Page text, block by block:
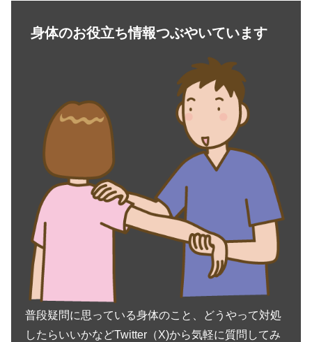
身体のお役立ち情報つぶやいています
普段疑問に思っている身体のこと、どうやって対処
したらいいかなどTwitter（X)から気軽に質問してみ